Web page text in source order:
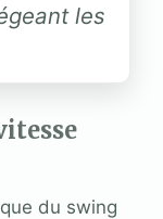
les
du swing